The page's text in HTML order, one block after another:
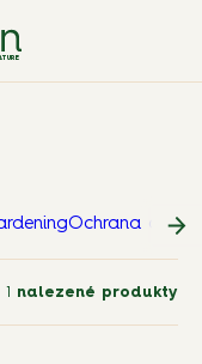
Ochrana
1 nalezené produkty